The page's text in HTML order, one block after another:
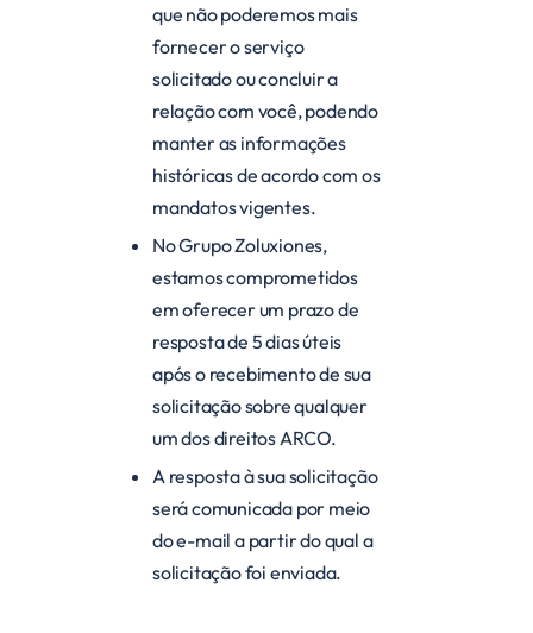
que não poderemos mais
fornecer o serviço
solicitado ou concluir a
relação com você, podendo
manter as informações
históricas de acordo com os
mandatos vigentes.
No Grupo Zoluxiones,
estamos comprometidos
em oferecer um prazo de
resposta de 5 dias úteis
após o recebimento de sua
solicitação sobre qualquer
um dos direitos ARCO.
A resposta à sua solicitação
será comunicada por meio
do e-mail a partir do qual a
solicitação foi enviada.